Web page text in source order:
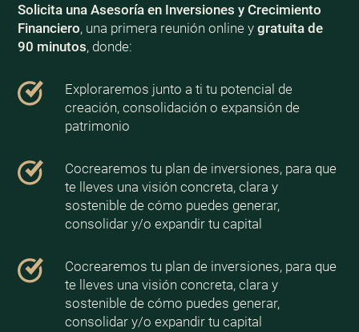
Solicita una Asesoría en Inversiones y Crecimiento
Financiero, una primera reunión online y gratuita de
90 minutos, donde:
Exploraremos junto a ti tu potencial de
creación, consolidación o expansión de
patrimonio
Cocrearemos tu plan de inversiones, para que
te lleves una visión concreta, clara y
sostenible de cómo puedes generar,
consolidar y/o expandir tu capital
Cocrearemos tu plan de inversiones, para que
te lleves una visión concreta, clara y
sostenible de cómo puedes generar,
consolidar y/o expandir tu capital